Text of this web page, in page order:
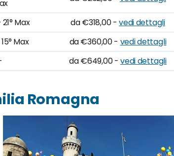
Max da €318,00 - vedi dettagli
Max da €360,00 - vedi dettagli
da €649,00 - vedi dettagli
Romagna